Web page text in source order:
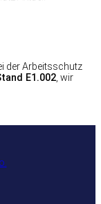
der Arbeitsschutz
E1.002 , wir